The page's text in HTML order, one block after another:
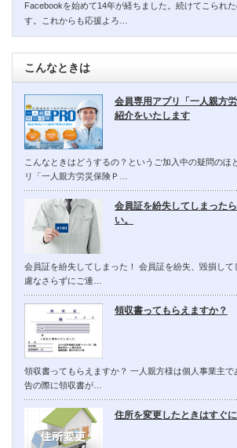
Facebookを始めて14年が経ちました。続けてこられ
す。これからも応援よろ…
こんなときは
会員専用アプリ「一人親方
紹介をいたします
こんなときはどうするの？というご加入中の疑問のほ
リ「一人親方労災保険Ｐ…
会員証を紛失してしまった
い。
会員証を紛失してしまった！ 会員証を紛失、毀損して
慮なさらずにご連…
領収書ってもらえますか？
領収書ってもらえますか？ 一人親方様は個人事業主で
告の際に領収書が…
住所を変更したときはすぐ